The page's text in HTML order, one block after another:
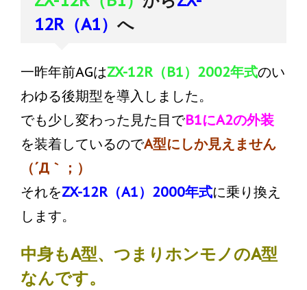
12R（A1） へ
一昨年前AGはZX-12R（B1）2002年式のい
わゆる後期型を導入しました。
でも少し変わった見た目でB1にA2の外装
を装着しているのでA型にしか見えません
（´Д｀；）
それをZX-12R（A1）2000年式に乗り換え
します。
中身もA型、つまりホンモノのA型
なんです。